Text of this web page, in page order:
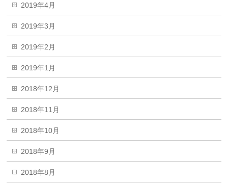
2019年4月
2019年3月
2019年2月
2019年1月
2018年12月
2018年11月
2018年10月
2018年9月
2018年8月